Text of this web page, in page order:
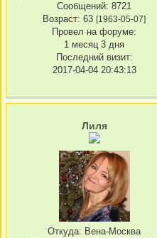
Сообщений: 8721
Возраст: 63 [1963-05-07]
Провел на форуме:
1 месяц 3 дня
Последний визит:
2017-04-04 20:43:13
Лиля
Откуда: Вена-Москва